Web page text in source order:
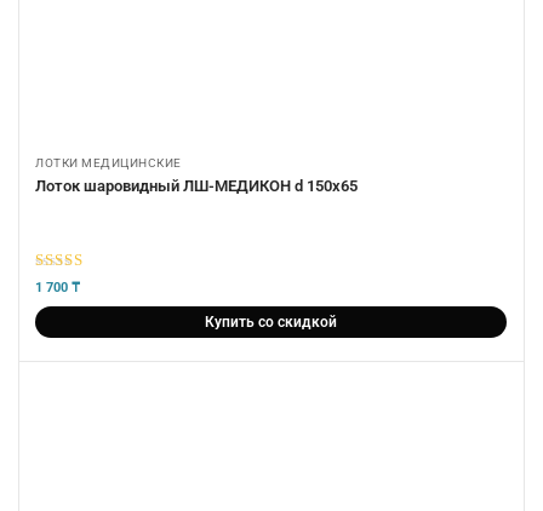
ЛОТКИ МЕДИЦИНСКИЕ
Лоток шаровидный ЛШ-МЕДИКОН d 150х65
5 из 5
1 700 ₸
Купить со скидкой